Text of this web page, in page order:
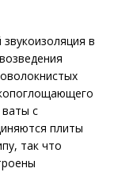
в
с
плиты
так что